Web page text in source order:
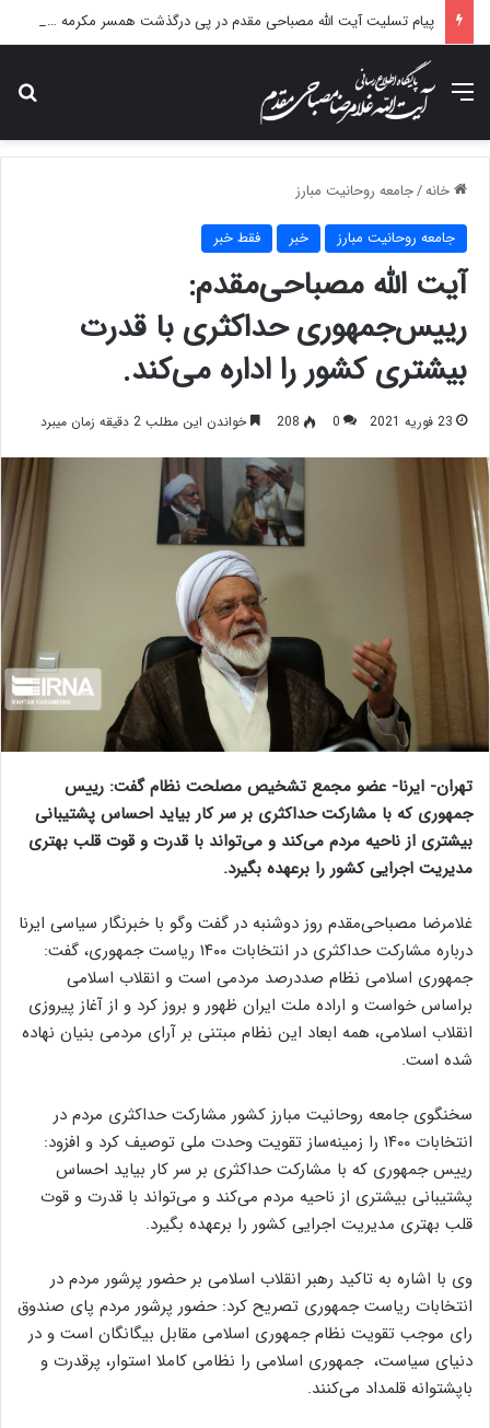
پیام تسلیت آیت الله مصباحی مقدم در پی درگذشت همسر مکرمه حضرت آیت‌الله العظمی سیستانی.
منو
خانه/جامعه روحانیت مبارز
جامعه روحانیت مبارز خبر فقط خبر
آیت الله مصباحی‌مقدم:
رییس‌جمهوری حداکثری با قدرت
بیشتری کشور را اداره می‌کند.
23 فوریه 2021 0
208 خواندن این مطلب 2 دقیقه زمان میبرد
تهران- ایرنا- عضو مجمع تشخیص مصلحت نظام گفت: رییس
جمهوری که با مشارکت حداکثری بر سر کار بیاید احساس پشتیبانی
بیشتری از ناحیه مردم می‌کند و می‌تواند با قدرت و قوت قلب بهتری
مدیریت اجرایی کشور را برعهده بگیرد.
غلامرضا مصباحی‌مقدم روز دوشنبه در گفت وگو با خبرنگار سیاسی ایرنا
درباره مشارکت حداکثری در انتخابات ۱۴۰۰ ریاست جمهوری، گفت:
جمهوری اسلامی نظام صددرصد مردمی است و انقلاب اسلامی
براساس خواست و اراده ملت ایران ظهور و بروز کرد و از آغاز پیروزی
انقلاب اسلامی، همه ابعاد این نظام مبتنی بر آرای مردمی بنیان نهاده
شده است.
سخنگوی جامعه روحانیت مبارز کشور مشارکت حداکثری مردم در
انتخابات ۱۴۰۰ را زمینه‌ساز تقویت وحدت ملی توصیف کرد و افزود:
رییس جمهوری که با مشارکت حداکثری بر سر کار بیاید احساس
پشتیبانی بیشتری از ناحیه مردم می‌کند و می‌تواند با قدرت و قوت
قلب بهتری مدیریت اجرایی کشور را برعهده بگیرد.
وی با اشاره به تاکید رهبر انقلاب اسلامی بر حضور پرشور مردم در
انتخابات ریاست جمهوری تصریح کرد: حضور پرشور مردم پای صندوق‌
رای موجب تقویت نظام جمهوری اسلامی مقابل بیگانگان است و در
دنیای سیاست، جمهوری اسلامی را نظامی کاملا استوار، پرقدرت و
باپشتوانه قلمداد می‌کنند.